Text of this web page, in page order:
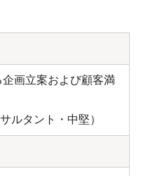
画立案および顧客満
ルタント・中堅）